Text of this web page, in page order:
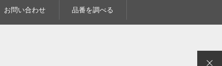
お問い合わせ 品番を調べる